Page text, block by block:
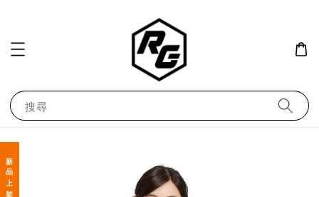
搜尋
新 品 上 架